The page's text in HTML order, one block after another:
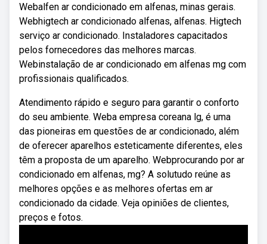
Webalfen ar condicionado em alfenas, minas gerais.
Webhigtech ar condicionado alfenas, alfenas. Higtech
serviço ar condicionado. Instaladores capacitados
pelos fornecedores das melhores marcas.
Webinstalação de ar condicionado em alfenas mg com
profissionais qualificados.
Atendimento rápido e seguro para garantir o conforto
do seu ambiente. Weba empresa coreana lg, é uma
das pioneiras em questões de ar condicionado, além
de oferecer aparelhos esteticamente diferentes, eles
têm a proposta de um aparelho. Webprocurando por ar
condicionado em alfenas, mg? A solutudo reúne as
melhores opções e as melhores ofertas em ar
condicionado da cidade. Veja opiniões de clientes,
preços e fotos.